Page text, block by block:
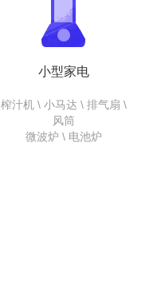
小型家电
榨汁机 \ 小马达 \ 排气扇 \
风筒
微波炉 \ 电池炉